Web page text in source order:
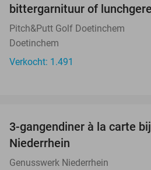
bittergarnituur of
Pitch&Putt Golf Doetinchem
Doetinchem
Verkocht: 1.491
3-gangendiner à la carte
Niederrhein
Genusswerk Niederrhein